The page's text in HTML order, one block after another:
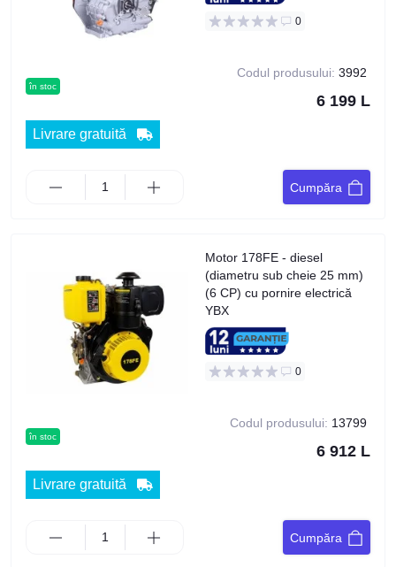
în stoc
0
Codul produsului: 3992
6 199 L
Livrare gratuită
Cumpăra
în stoc
Motor 178FE - diesel
(diametru sub cheie 25 mm)
(6 CP) cu pornire electrică
YBX
0
Codul produsului: 13799
6 912 L
Livrare gratuită
Cumpăra